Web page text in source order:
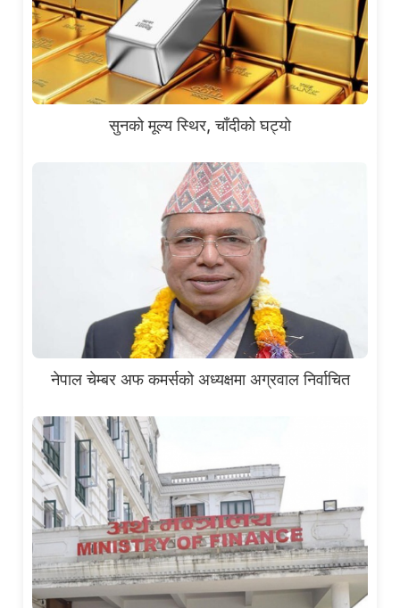
सुनको मूल्य स्थिर, चाँदीको घट्यो
नेपाल चेम्बर अफ कमर्सको अध्यक्षमा अग्रवाल निर्वाचित